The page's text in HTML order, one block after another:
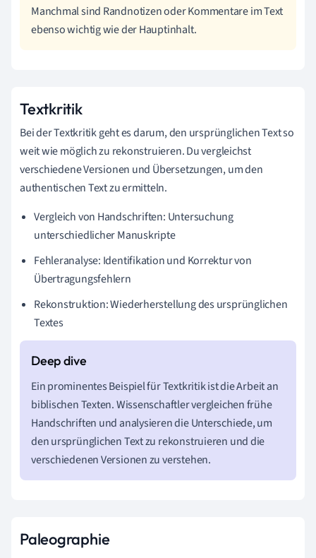
Manchmal sind Randnotizen oder Kommentare im Text
ebenso wichtig wie der Hauptinhalt.
Textkritik
Bei der Textkritik geht es darum, den ursprünglichen Text so
weit wie möglich zu rekonstruieren. Du vergleichst
verschiedene Versionen und Übersetzungen, um den
authentischen Text zu ermitteln.
Vergleich von Handschriften: Untersuchung
unterschiedlicher Manuskripte
Fehleranalyse: Identifikation und Korrektur von
Übertragungsfehlern
Rekonstruktion: Wiederherstellung des ursprünglichen
Textes
Ein prominentes Beispiel für Textkritik ist die Arbeit an
biblischen Texten. Wissenschaftler vergleichen frühe
Handschriften und analysieren die Unterschiede, um
den ursprünglichen Text zu rekonstruieren und die
verschiedenen Versionen zu verstehen.
Paleographie